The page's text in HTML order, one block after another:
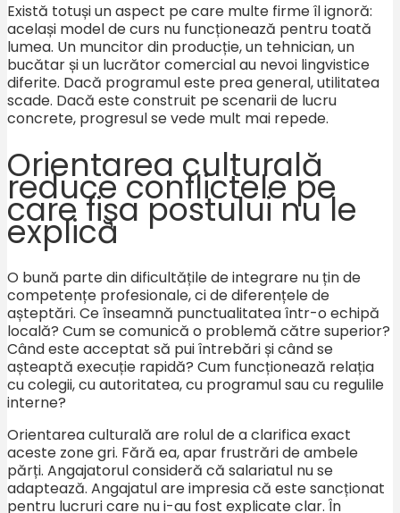
Există totuși un aspect pe care multe firme îl ignoră:
același model de curs nu funcționează pentru toată
lumea. Un muncitor din producție, un tehnician, un
bucătar și un lucrător comercial au nevoi lingvistice
diferite. Dacă programul este prea general, utilitatea
scade. Dacă este construit pe scenarii de lucru
concrete, progresul se vede mult mai repede.
Orientarea culturală
reduce conflictele pe
care fișa postului nu le
explică
O bună parte din dificultățile de integrare nu țin de
competențe profesionale, ci de diferențele de
așteptări. Ce înseamnă punctualitatea într-o echipă
locală? Cum se comunică o problemă către superior?
Când este acceptat să pui întrebări și când se
așteaptă execuție rapidă? Cum funcționează relația
cu colegii, cu autoritatea, cu programul sau cu regulile
interne?
Orientarea culturală are rolul de a clarifica exact
aceste zone gri. Fără ea, apar frustrări de ambele
părți. Angajatorul consideră că salariatul nu se
adaptează. Angajatul are impresia că este sancționat
pentru lucruri care nu i-au fost explicate clar. În